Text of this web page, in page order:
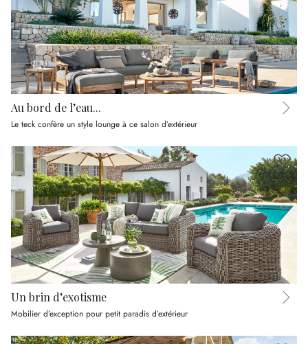
Au bord de l’eau...
Le teck confère un style lounge à ce salon d’extérieur
Un brin d’exotisme
Mobilier d’exception pour petit paradis d’extérieur